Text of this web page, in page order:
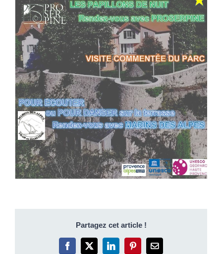
Partagez cet article !
Facebook
X LinkedInPinterestEmail